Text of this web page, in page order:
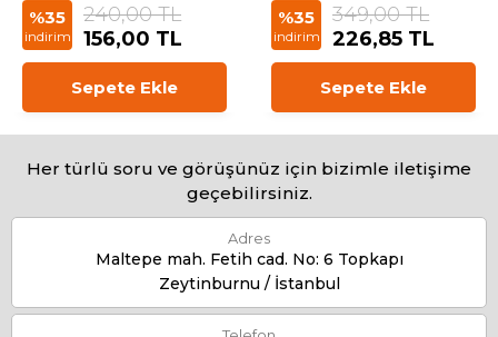
%35
indirim
240,00 TL
156,00 TL
Sepete Ekle
%35
indirim
349,00 TL
226,85 TL
Sepete Ekle
Her türlü soru ve görüşünüz için bizimle iletişime
geçebilirsiniz.
Adres
Maltepe mah. Fetih cad. No: 6 Topkapı
Zeytinburnu / İstanbul